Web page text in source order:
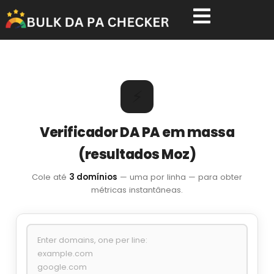
to
Verificador DA PA em massa
(resultados Moz)
Cole até 3 domínios — uma por linha — para obter
métricas instantâneas.